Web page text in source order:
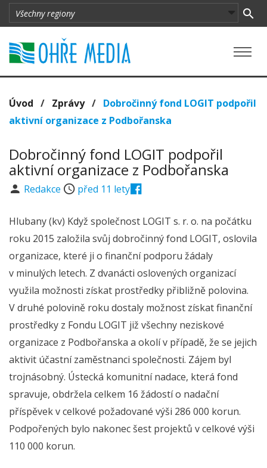
Úvod / Zprávy/ Dobročinný fond LOGIT podpořil
aktivní organizace z Podbořanska
Dobročinný fond LOGIT podpořil
aktivní organizace z Podbořanska
Redakce před 11 lety
Hlubany (kv) Když společnost LOGIT s. r. o. na počátku
roku 2015 založila svůj dobročinný fond LOGIT, oslovila
organizace, které ji o finanční podporu žádaly
v minulých letech. Z dvanácti oslovených organizací
využila možnosti získat prostředky přibližně polovina.
V druhé polovině roku dostaly možnost získat finanční
prostředky z Fondu LOGIT již všechny neziskové
organizace z Podbořanska a okolí v případě, že se jejich
aktivit účastní zaměstnanci společnosti. Zájem byl
trojnásobný. Ústecká komunitní nadace, která fond
spravuje, obdržela celkem 16 žádostí o nadační
příspěvek v celkové požadované výši 286 000 korun.
Podpořených bylo nakonec šest projektů v celkové výši
110 000 korun.